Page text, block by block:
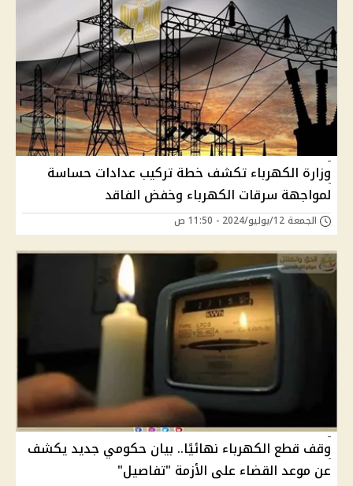
وزارة الكهرباء تكشف خطة تركيب عدادات حساسة
لمواجهة سرقات الكهرباء وخفض الفاقد
الجمعة 12/يوليو/2024 - 11:50 ص
وقف قطع الكهرباء نهائيًا.. بيان حكومي جديد يكشف
عن موعد القضاء على الأزمة "تفاصيل"